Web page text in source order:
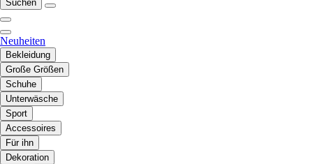
Suchen
Neuheiten
Bekleidung
Große Größen
Schuhe
Unterwäsche
Sport
Accessoires
Für ihn
Dekoration